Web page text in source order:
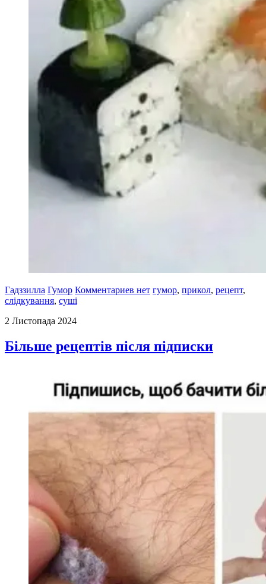
Гадззилла Гумор Комментариев нет гумор, прикол, рецепт,
слідкування, суші
2 Листопада 2024
Більше рецептів після підписки